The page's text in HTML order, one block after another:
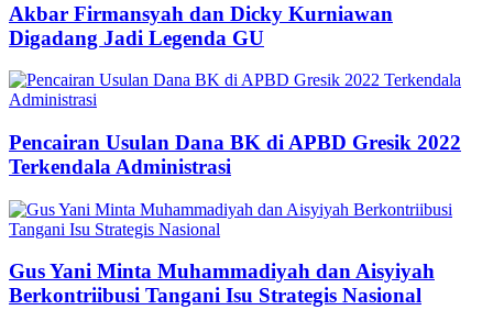
Akbar Firmansyah dan Dicky Kurniawan
Digadang Jadi Legenda GU
Pencairan Usulan Dana BK di APBD Gresik 2022
Terkendala Administrasi
Gus Yani Minta Muhammadiyah dan Aisyiyah
Berkontriibusi Tangani Isu Strategis Nasional